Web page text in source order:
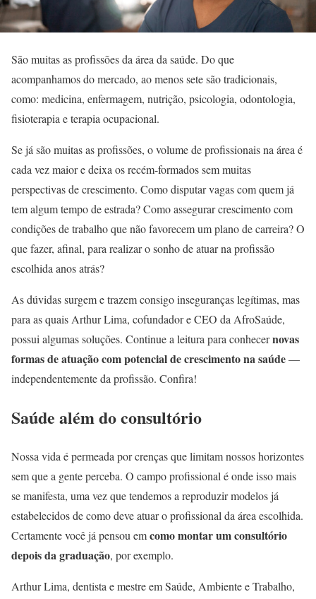
São muitas as profissões da área da saúde. Do que
acompanhamos do mercado, ao menos sete são tradicionais,
como: medicina, enfermagem, nutrição, psicologia, odontologia,
fisioterapia e terapia ocupacional.
Se já são muitas as profissões, o volume de profissionais na área é
cada vez maior e deixa os recém-formados sem muitas
perspectivas de crescimento. Como disputar vagas com quem já
tem algum tempo de estrada? Como assegurar crescimento com
condições de trabalho que não favorecem um plano de carreira? O
que fazer, afinal, para realizar o sonho de atuar na profissão
escolhida anos atrás?
As dúvidas surgem e trazem consigo inseguranças legítimas, mas
para as quais Arthur Lima, cofundador e CEO da AfroSaúde,
possui algumas soluções. Continue a leitura para conhecernovas
formas de atuação com potencial de crescimento na saúde—
independentemente da profissão. Confira!
Saúde além do consultório
Nossa vida é permeada por crenças que limitam nossos horizontes
sem que a gente perceba. O campo profissional é onde isso mais
se manifesta, uma vez que tendemos a reproduzir modelos já
estabelecidos de como deve atuar o profissional da área escolhida.
Certamente você já pensou emcomo montar um consultório
depois da graduação, por exemplo.
Arthur Lima, dentista e mestre em Saúde, Ambiente e Trabalho,